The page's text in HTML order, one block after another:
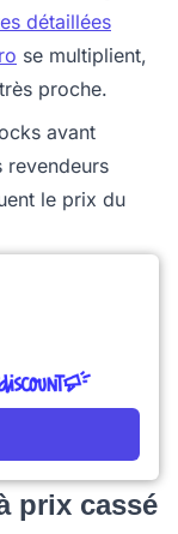
détaillées
se multiplient,
proche.
avant
revendeurs
le prix du
prix cassé